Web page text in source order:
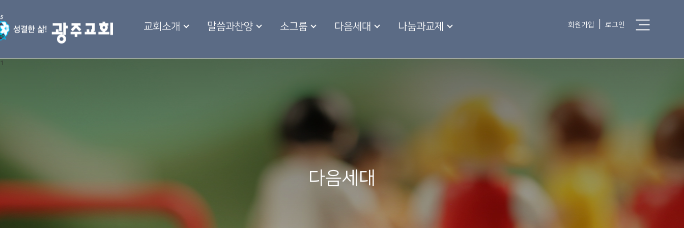
교회소개 말씀과찬양 소그룹 다음세대 나눔과교제 회원가입 로그인
1
다음세대